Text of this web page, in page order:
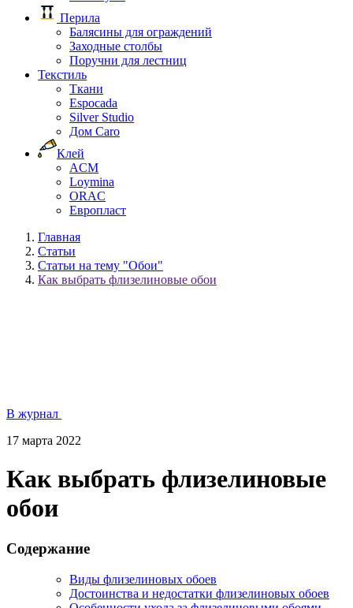
Перила
Балясины для ограждений
Заходные столбы
Поручни для лестниц
Текстиль
Ткани
Espocada
Silver Studio
Дом Caro
Клей
ACM
Loymina
ORAC
Европласт
Главная
Статьи
Статьи на тему "Обои"
Как выбрать флизелиновые обои
В журнал
17 марта 2022
Как выбрать флизелиновые
обои
Содержание
Виды флизелиновых обоев
Достоинства и недостатки флизелиновых обоев